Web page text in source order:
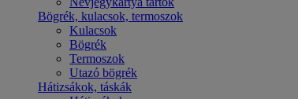
Bögrék, kulacsok, termoszok
Kulacsok
Bögrék
Termoszok
Utazó bögrék
Hátizsákok, táskák